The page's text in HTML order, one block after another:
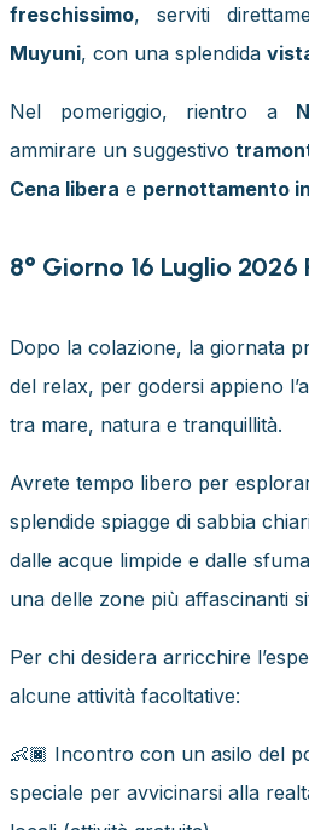
freschissimo, serviti
Muyuni, con una splendida
Nel pomeriggio, rientro a
ammirare un suggestivo
Cena libera e pernottamento
8° Giorno 16 Luglio 2026
Dopo la colazione, la giornata
del relax, per godersi appieno
tra mare, natura e tranquillità.
Avrete tempo libero per
splendide spiagge di sabbia
dalle acque limpide e dalle
una delle zone più affascinanti
Per chi desidera arricchire
alcune attività facoltative:
👶🏿 Incontro con un asilo del
speciale per avvicinarsi alla